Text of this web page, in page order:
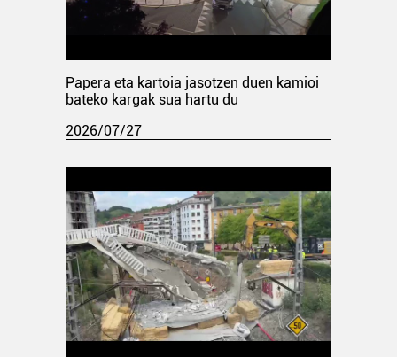
Papera eta kartoia jasotzen duen kamioi
bateko kargak sua hartu du
2026/07/27